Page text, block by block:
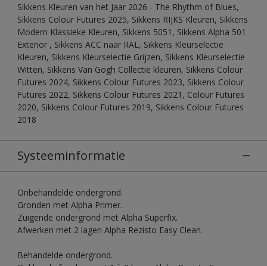
Sikkens Kleuren van het Jaar 2026 - The Rhythm of Blues,
Sikkens Colour Futures 2025, Sikkens RIJKS Kleuren, Sikkens
Modern Klassieke Kleuren, Sikkens 5051, Sikkens Alpha 501
Exterior , Sikkens ACC naar RAL, Sikkens Kleurselectie
Kleuren, Sikkens Kleurselectie Grijzen, Sikkens Kleurselectie
Witten, Sikkens Van Gogh Collectie kleuren, Sikkens Colour
Futures 2024, Sikkens Colour Futures 2023, Sikkens Colour
Futures 2022, Sikkens Colour Futures 2021, Colour Futures
2020, Sikkens Colour Futures 2019, Sikkens Colour Futures
2018
Systeeminformatie
Onbehandelde ondergrond.
Gronden met Alpha Primer.
Zuigende ondergrond met Alpha Superfix.
Afwerken met 2 lagen Alpha Rezisto Easy Clean.
Behandelde ondergrond.